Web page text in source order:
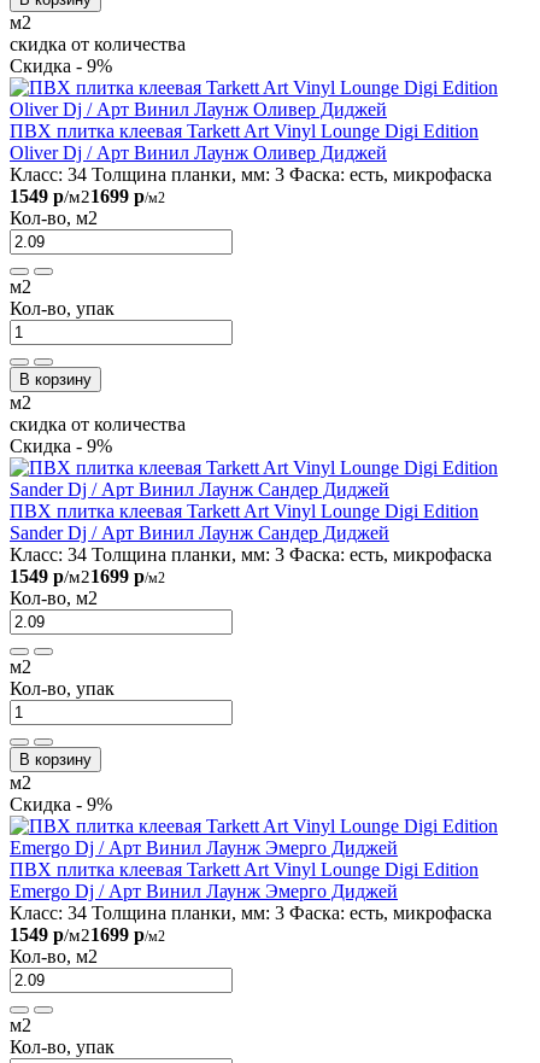
м2
скидка от количества
Скидка - 9%
ПВХ плитка клеевая Tarkett Art Vinyl Lounge Digi Edition
Oliver Dj / Арт Винил Лаунж Оливер Диджей
Класс: 34 Толщина планки, мм: 3 Фаска: есть, микрофаска
1549 р/м21699 р/м2
Кол-во, м2
м2
Кол-во, упак
В корзину
м2
скидка от количества
Скидка - 9%
ПВХ плитка клеевая Tarkett Art Vinyl Lounge Digi Edition
Sander Dj / Арт Винил Лаунж Сандер Диджей
Класс: 34 Толщина планки, мм: 3 Фаска: есть, микрофаска
1549 р/м21699 р/м2
Кол-во, м2
м2
Кол-во, упак
В корзину
м2
Скидка - 9%
ПВХ плитка клеевая Tarkett Art Vinyl Lounge Digi Edition
Emergo Dj / Арт Винил Лаунж Эмерго Диджей
Класс: 34 Толщина планки, мм: 3 Фаска: есть, микрофаска
1549 р/м21699 р/м2
Кол-во, м2
м2
Кол-во, упак